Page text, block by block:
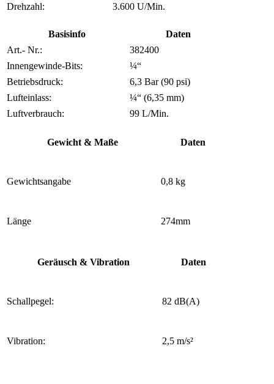
Drehzahl: 3.600 U/Min.
Basisinfo
Daten
Art.- Nr.:
382400
Innengewinde-Bits:
¼“
Betriebsdruck:
6,3 Bar (90 psi)
Lufteinlass:
¼“ (6,35 mm)
Luftverbrauch:
99 L/Min.
Gewicht & Maße Daten
Gewichtsangabe 0,8 kg
Länge 274mm
Geräusch & Vibration Daten
Schallpegel: 82 dB(A)
Vibration: 2,5 m/s²